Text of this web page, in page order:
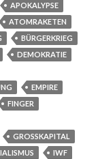
APOKALYPSE
ATOMRAKETEN
BÜRGERKRIEG
DEMOKRATIE
EMPIRE
FINGER
GROSSKAPITAL
IWF